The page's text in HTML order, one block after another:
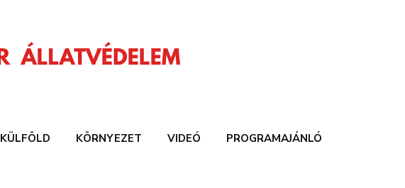
KÜLFÖLD KÖRNYEZET VIDEÓ PROGRAMAJÁNLÓ